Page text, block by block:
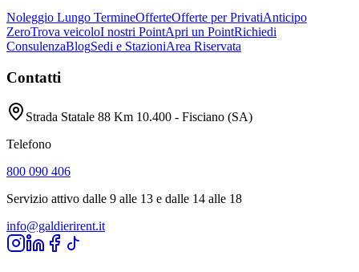
Noleggio Lungo TermineOfferteOfferte per PrivatiAnticipo
ZeroTrova veicoloI nostri PointApri un PointRichiedi
ConsulenzaBlogSedi e StazioniArea Riservata
Contatti
Strada Statale 88 Km 10.400 - Fisciano (SA)
Telefono
800 090 406
Servizio attivo dalle 9 alle 13 e dalle 14 alle 18
info@galdierirent.it